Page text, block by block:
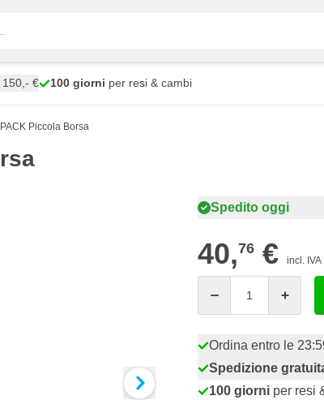
150,- € 100 giorni per resi & cambi
Piccola Borsa
Spedito oggi
40,76 € incl. IVA
Ordina entro le
Spedizione
100 giorni per resi